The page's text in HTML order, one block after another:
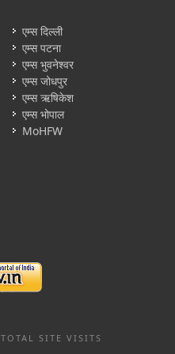
एम्स दिल्ली
एम्स पटना
एम्स भुवनेश्वर
एम्स जोधपुर
एम्स ऋषिकेश
एम्स भोपाल
MoHFW
TOTAL SITE VISITS